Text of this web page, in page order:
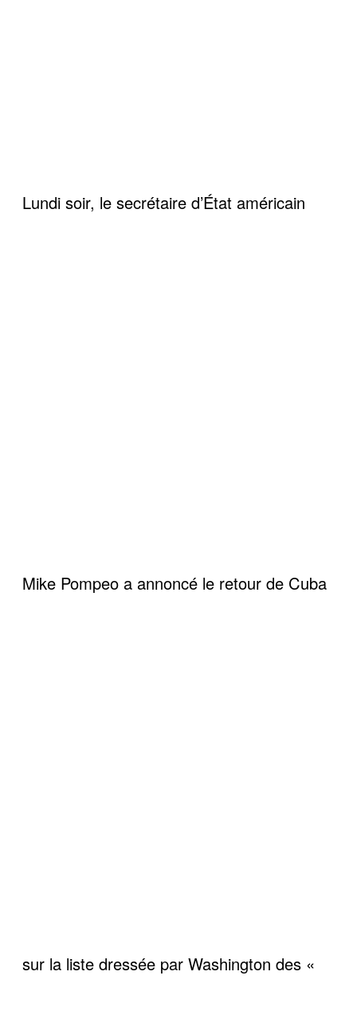
Lundi soir, le secrétaire d’État américain
Mike Pompeo a annoncé le retour de Cuba
sur la liste dressée par Washington des «